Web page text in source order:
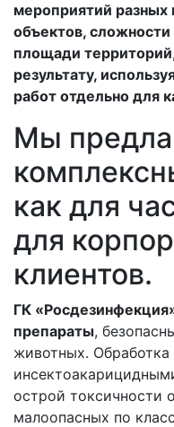
мероприятий разных
объектов,
площади
результату,
работ отдельно для
Мы
как для
для
клиентов.
ГК
препараты,
животных. Обработка
острой токсичности
малоопасных по